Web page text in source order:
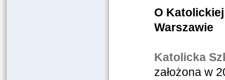
O
Warszawie
Katolicka
założona w